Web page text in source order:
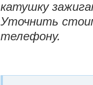
катушку
Уточнить
телефону.